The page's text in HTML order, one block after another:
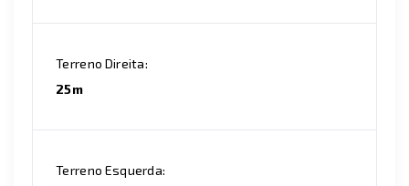
Terreno Direita:
25m
Terreno Esquerda: